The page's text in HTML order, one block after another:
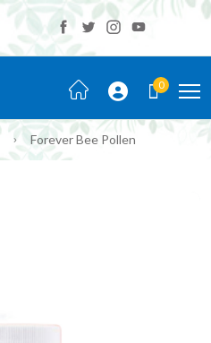
0
Forever Bee Pollen